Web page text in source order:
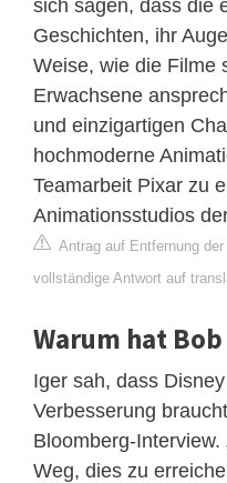
sich sagen, dass die
Geschichten, ihr
Weise, wie die Filme
Erwachsene
und einzigartigen
hochmoderne
Teamarbeit Pixar zu
Animationsstudios
Antrag auf Entfernung
vollständige Antwort auf
Warum hat
Iger sah, dass
Verbesserung
Bloomberg-
Weg, dies zu